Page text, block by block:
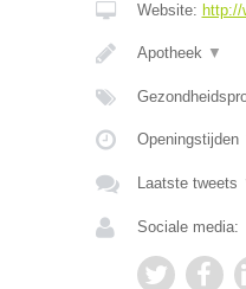
Website: http://
Apotheek ▼
Openingstijden
Laatste tweets
Sociale media: